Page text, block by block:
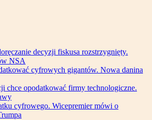
decyzji fiskusa rozstrzygnięty.
NSA
cyfrowych gigantów. Nowa danina
chce opodatkować firmy technologiczne.
cyfrowego. Wicepremier mówi o